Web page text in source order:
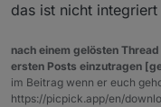
das ist nicht integriert
nach einem gelösten
ersten Posts einzutragen
im Beitrag wenn er euch
https://picpick.app/en/